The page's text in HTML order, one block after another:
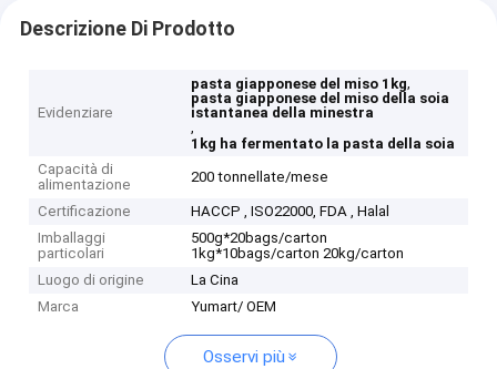
Descrizione Di Prodotto
Evidenziare
pasta giapponese del miso 1kg,
pasta giapponese del miso della soia
istantanea della minestra
,
1kg ha fermentato la pasta della soia
Capacità di
alimentazione
200 tonnellate/mese
Certificazione
HACCP , ISO22000, FDA , Halal
Imballaggi
particolari
500g*20bags/carton
1kg*10bags/carton 20kg/carton
Luogo di origine
La Cina
Marca
Yumart/ OEM
Osservi più